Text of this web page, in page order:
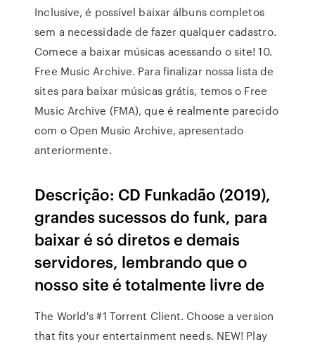
Inclusive, é possível baixar álbuns completos
sem a necessidade de fazer qualquer cadastro.
Comece a baixar músicas acessando o site! 10.
Free Music Archive. Para finalizar nossa lista de
sites para baixar músicas grátis, temos o Free
Music Archive (FMA), que é realmente parecido
com o Open Music Archive, apresentado
anteriormente.
Descrição: CD Funkadão (2019),
grandes sucessos do funk, para
baixar é só diretos e demais
servidores, lembrando que o
nosso site é totalmente livre de
The World's #1 Torrent Client. Choose a version
that fits your entertainment needs. NEW! Play